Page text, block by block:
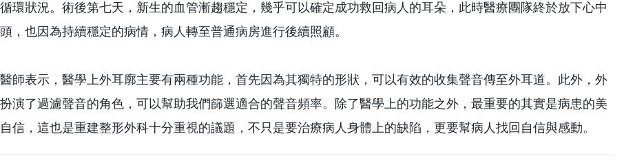
環狀況。術後第七天，新生的血管漸趨穩定，幾乎可以確定成功救回病人的耳朵，此時醫療團隊終於放下心中
，也因為持續穩定的病情，病人轉至普通病房進行後續照顧。
師表示，醫學上外耳廓主要有兩種功能，首先因為其獨特的形狀，可以有效的收集聲音傳至外耳道。此外，外
演了過濾聲音的角色，可以幫助我們篩選適合的聲音頻率。除了醫學上的功能之外，最重要的其實是病患的美
信，這也是重建整形外科十分重視的議題，不只是要治療病人身體上的缺陷，更要幫病人找回自信與感動。